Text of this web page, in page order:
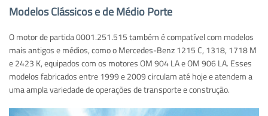
Modelos Clássicos e de Médio Porte
O motor de partida 0001.251.515 também é compatível com modelos
mais antigos e médios, como o Mercedes-Benz 1215 C, 1318, 1718 M
e 2423 K, equipados com os motores OM 904 LA e OM 906 LA. Esses
modelos fabricados entre 1999 e 2009 circulam até hoje e atendem a
uma ampla variedade de operações de transporte e construção.